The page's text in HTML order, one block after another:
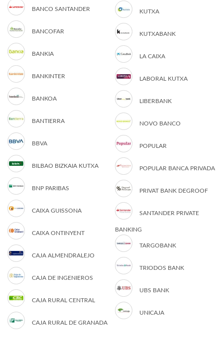
BANCO SANTANDER
BANCOFAR
BANKIA
BANKINTER
BANKOA
BANTIERRA
BBVA
BILBAO BIZKAIA KUTXA
BNP PARIBAS
CAIXA GUISSONA
CAIXA ONTINYENT
CAJA ALMENDRALEJO
CAJA DE INGENIEROS
CAJA RURAL CENTRAL
CAJA RURAL DE GRANADA
KUTXA
KUTXABANK
LA CAIXA
LABORAL KUTXA
LIBERBANK
NOVO BANCO
POPULAR
POPULAR BANCA PRIVADA
PRIVAT BANK DEGROOF
SANTANDER PRIVATE
BANKING
TARGOBANK
TRIODOS BANK
UBS BANK
UNICAJA